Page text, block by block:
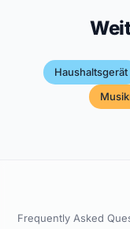
Haushaltsgerät
Frequently Asked